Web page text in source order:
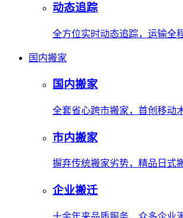
动态追踪
全方位实时动态追踪，运输全
国内搬家
国内搬家
全套省心跨市搬家，首创移动
市内搬家
摒弃传统搬家劣势，精品日式
企业搬迁